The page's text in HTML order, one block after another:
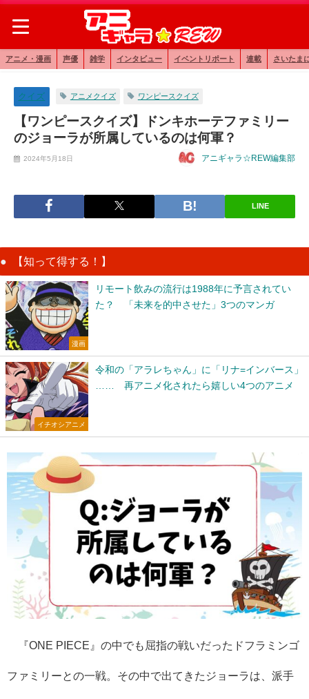
アニメ・漫画 声優 雑学 インタビュー イベントリポート 連載 さいたま
クイズ アニメクイズ ワンピースクイズ
【ワンピースクイズ】ドンキホーテファミリー
のジョーラが所属しているのは何軍？
2024年5月18日 アニギャラ☆REW編集部
LINE
【知って得する！】
漫画
リモート飲みの流行は1988年に予言されてい
た？ 「未来を的中させた」3つのマンガ
イチオシアニメ
令和の「アラレちゃん」に「リナ=インバース」
…… 再アニメ化されたら嬉しい4つのアニメ
『ONE PIECE 』の中でも屈指の戦いだったドフラミンゴ
ファミリーとの一戦。その中で出てきたジョーラは、派手